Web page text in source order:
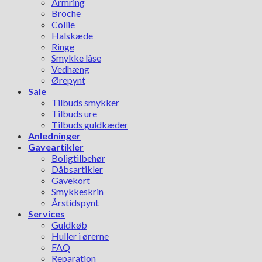
Broche
Collie
Halskæde
Ringe
Smykke låse
Vedhæng
Ørepynt
Sale
Tilbuds smykker
Tilbuds ure
Tilbuds guldkæder
Anledninger
Gaveartikler
Boligtilbehør
Dåbsartikler
Gavekort
Smykkeskrin
Årstidspynt
Services
Guldkøb
Huller i ørerne
FAQ
Reparation